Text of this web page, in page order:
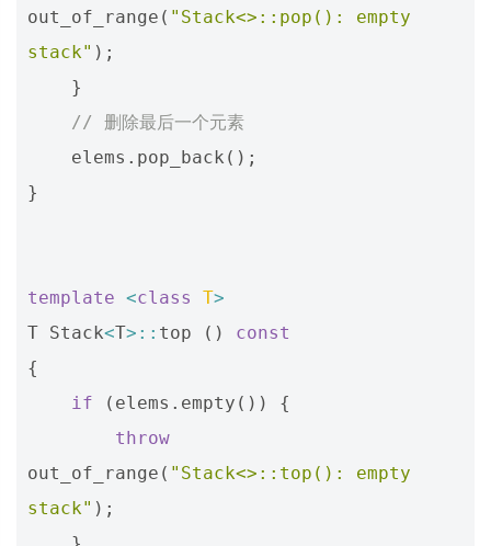
out_of_range ( "Stack<>::pop(): empty
stack" );
}
// 删除最后一个元素
elems . pop_back ();
}
template <class T>
T Stack<T>:: top ()
const
{
if
( elems . empty ())
{
throw
out_of_range ( "Stack<>::top(): empty
stack" );